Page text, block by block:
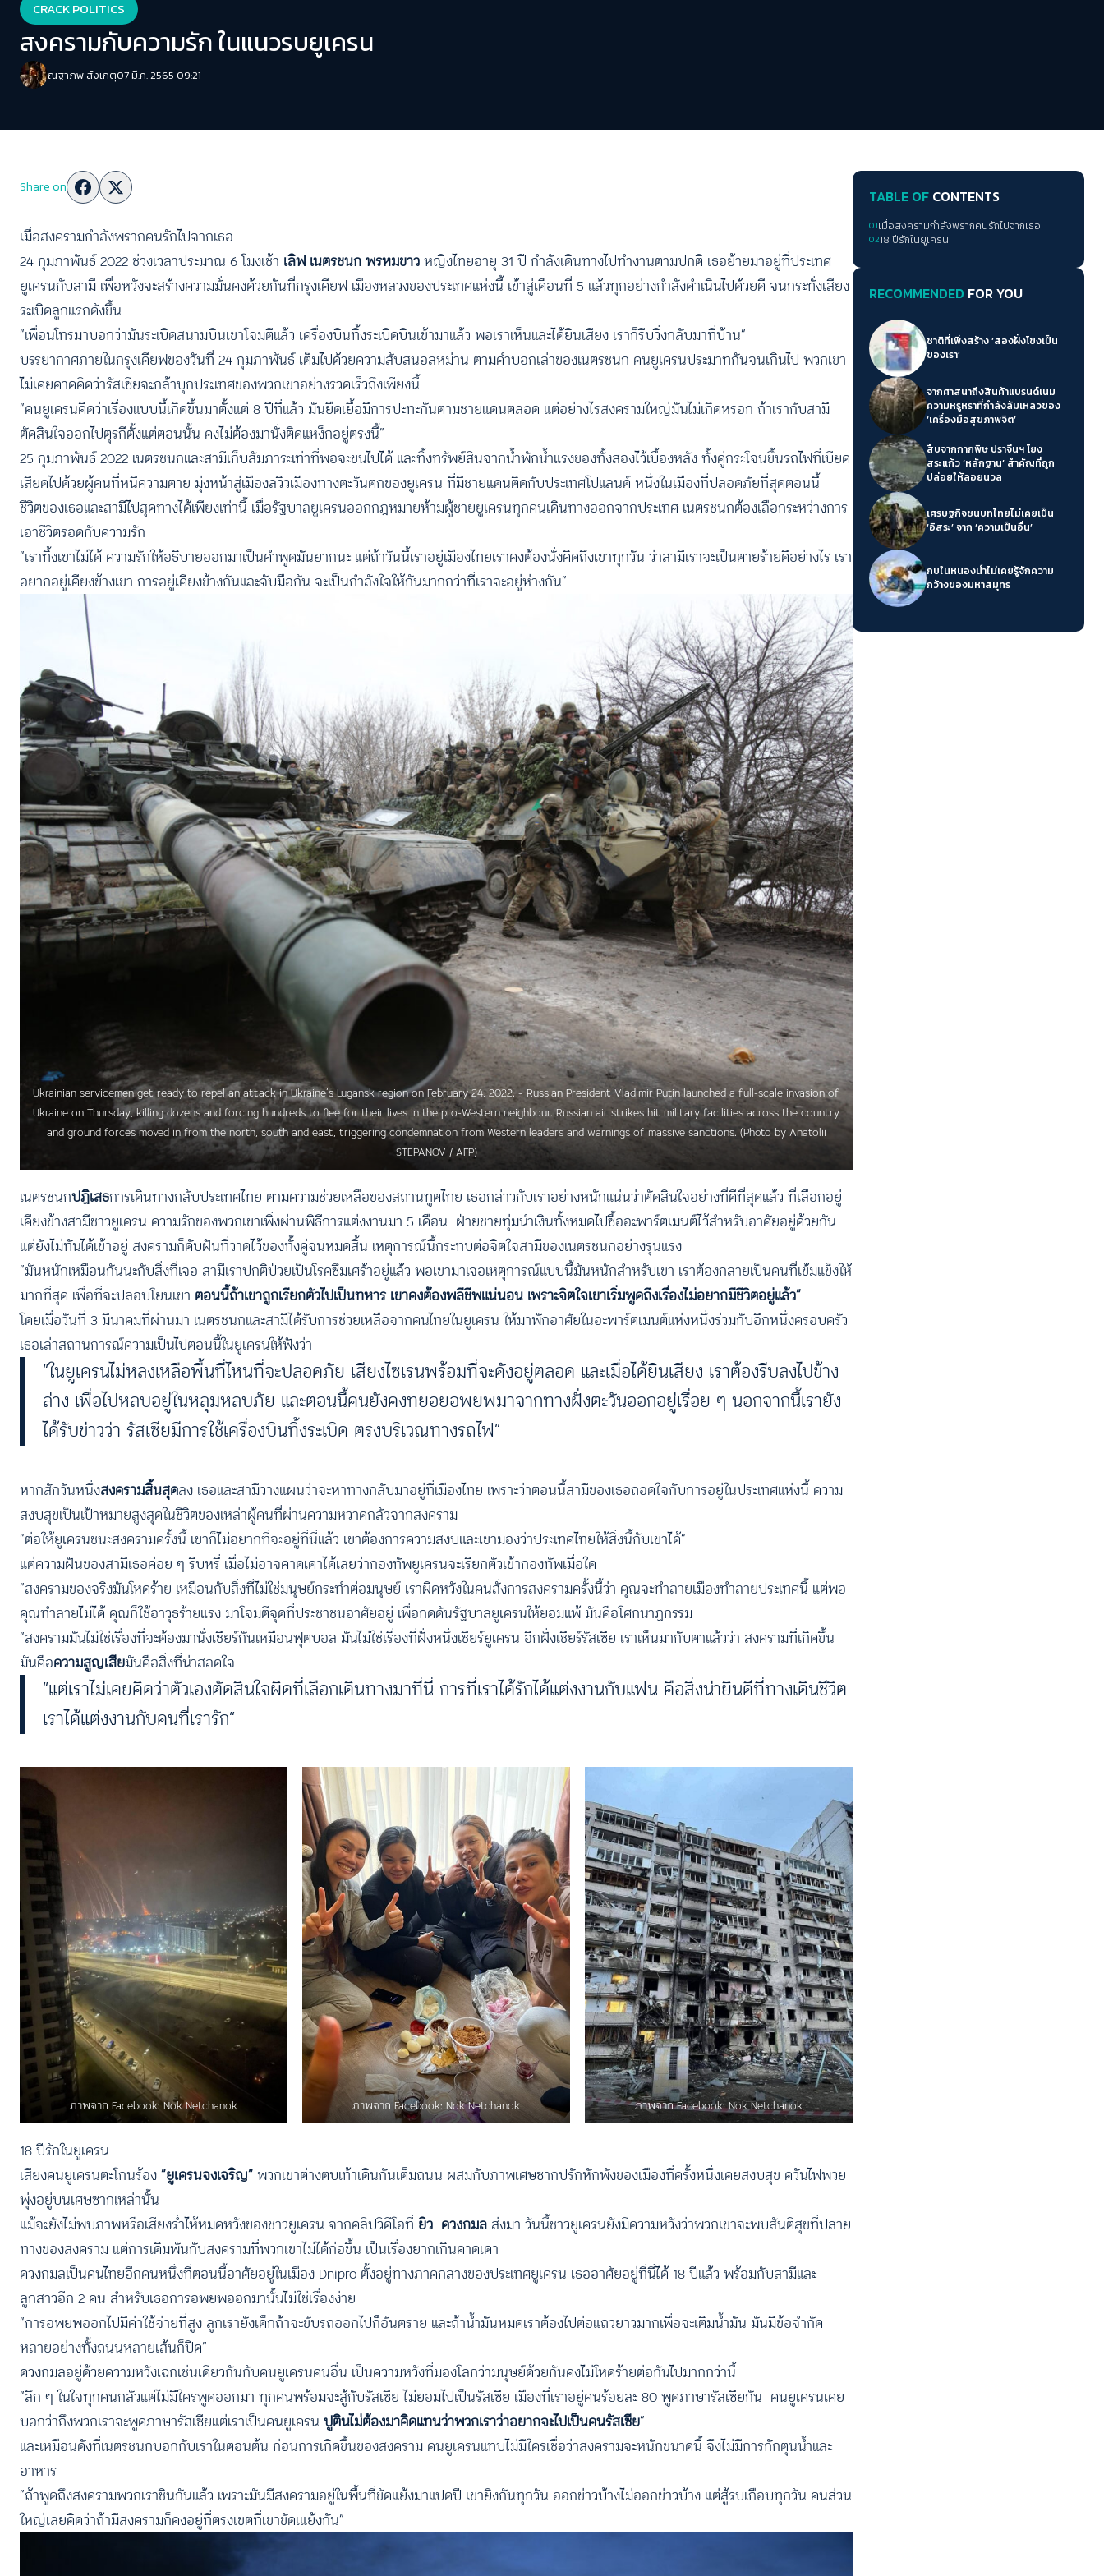
CRACK POLITICS
สงครามกับความรัก ในแนวรบยูเครน
ณฐาภพ สังเกตุ07 มี.ค. 2565 09:21
Share on
เมื่อสงครามกำลังพรากคนรักไปจากเธอ
24 กุมภาพันธ์ 2022 ช่วงเวลาประมาณ 6 โมงเช้า เลิฟ เนตรชนก พรหมขาวหญิงไทยอายุ 31 ปี กำลังเดินทางไปทำงานตามปกติ เธอย้ายมาอยู่ที่ประเทศ
ยูเครนกับสามี เพื่อหวังจะสร้างความมั่นคงด้วยกันที่กรุงเคียฟ เมืองหลวงของประเทศแห่งนี้ เข้าสู่เดือนที่ 5 แล้วทุกอย่างกำลังดำเนินไปด้วยดี จนกระทั่งเสียง
ระเบิดลูกแรกดังขึ้น
“เพื่อนโทรมาบอกว่ามันระเบิดสนามบินเขาโจมตีแล้ว เครื่องบินทิ้งระเบิดบินเข้ามาแล้ว พอเราเห็นและได้ยินเสียง เราก็รีบวิ่งกลับมาที่บ้าน”
บรรยากาศภายในกรุงเคียฟของวันที่ 24 กุมภาพันธ์ เต็มไปด้วยความสับสนอลหม่าน ตามคำบอกเล่าของเนตรชนก คนยูเครนประมาทกันจนเกินไป พวกเขา
ไม่เคยคาดคิดว่ารัสเซียจะกล้าบุกประเทศของพวกเขาอย่างรวดเร็วถึงเพียงนี้
“คนยูเครนคิดว่าเรื่องแบบนี้เกิดขึ้นมาตั้งแต่ 8 ปีที่แล้ว มันยืดเยื้อมีการปะทะกันตามชายแดนตลอด แต่อย่างไรสงครามใหญ่มันไม่เกิดหรอก ถ้าเรากับสามี
ตัดสินใจออกไปตุรกีตั้งแต่ตอนนั้น คงไม่ต้องมานั่งติดแหง็กอยู่ตรงนี้”
25 กุมภาพันธ์ 2022 เนตรชนกและสามีเก็บสัมภาระเท่าที่พอจะขนไปได้ และทิ้งทรัพย์สินจากน้ำพักน้ำแรงของทั้งสองไว้เบื้องหลัง ทั้งคู่กระโจนขึ้นรถไฟที่เบียด
เสียดไปด้วยผู้คนที่หนีความตาย มุ่งหน้าสู่เมืองลวิวเมืองทางตะวันตกของยูเครน ที่มีชายแดนติดกับประเทศโปแลนด์ หนึ่งในเมืองที่ปลอดภัยที่สุดตอนนี้
ชีวิตของเธอและสามีไปสุดทางได้เพียงเท่านี้ เมื่อรัฐบาลยูเครนออกกฎหมายห้ามผู้ชายยูเครนทุกคนเดินทางออกจากประเทศ เนตรชนกต้องเลือกระหว่างการ
เอาชีวิตรอดกับความรัก
“เราทิ้งเขาไม่ได้ ความรักให้อธิบายออกมาเป็นคำพูดมันยากนะ แต่ถ้าวันนี้เราอยู่เมืองไทยเราคงต้องนั่งคิดถึงเขาทุกวัน ว่าสามีเราจะเป็นตายร้ายดีอย่างไร เรา
อยากอยู่เคียงข้างเขา การอยู่เคียงข้างกันและจับมือกัน จะเป็นกำลังใจให้กันมากกว่าที่เราจะอยู่ห่างกัน”
Ukrainian servicemen get ready to repel an attack in Ukraine’s Lugansk region on February 24, 2022. – Russian President Vladimir Putin launched a full-scale invasion of
Ukraine on Thursday, killing dozens and forcing hundreds to flee for their lives in the pro-Western neighbour. Russian air strikes hit military facilities across the country
and ground forces moved in from the north, south and east, triggering condemnation from Western leaders and warnings of massive sanctions. (Photo by Anatolii
STEPANOV / AFP)
เนตรชนกปฏิเสธการเดินทางกลับประเทศไทย ตามความช่วยเหลือของสถานทูตไทย เธอกล่าวกับเราอย่างหนักแน่นว่าตัดสินใจอย่างที่ดีที่สุดแล้ว ที่เลือกอยู่
เคียงข้างสามีชาวยูเครน ความรักของพวกเขาเพิ่งผ่านพิธีการแต่งงานมา 5 เดือน ฝ่ายชายทุ่มนำเงินทั้งหมดไปซื้ออะพาร์ตเมนต์ไว้สำหรับอาศัยอยู่ด้วยกัน
แต่ยังไม่ทันได้เข้าอยู่ สงครามก็ดับฝันที่วาดไว้ของทั้งคู่จนหมดสิ้น เหตุการณ์นี้กระทบต่อจิตใจสามีของเนตรชนกอย่างรุนแรง
“มันหนักเหมือนกันนะกับสิ่งที่เจอ สามีเราปกติป่วยเป็นโรคซึมเศร้าอยู่แล้ว พอเขามาเจอเหตุการณ์แบบนี้มันหนักสำหรับเขา เราต้องกลายเป็นคนที่เข้มแข็งให้
มากที่สุด เพื่อที่จะปลอบโยนเขา ตอนนี้ถ้าเขาถูกเรียกตัวไปเป็นทหาร เขาคงต้องพลีชีพแน่นอน เพราะจิตใจเขาเริ่มพูดถึงเรื่องไม่อยากมีชีวิตอยู่แล้ว”
โดยเมื่อวันที่ 3 มีนาคมที่ผ่านมา เนตรชนกและสามีได้รับการช่วยเหลือจากคนไทยในยูเครน ให้มาพักอาศัยในอะพาร์ตเมนต์แห่งหนึ่งร่วมกับอีกหนึ่งครอบครัว
เธอเล่าสถานการณ์ความเป็นไปตอนนี้ในยูเครนให้ฟังว่า
“ในยูเครนไม่หลงเหลือพื้นที่ไหนที่จะปลอดภัย เสียงไซเรนพร้อมที่จะดังอยู่ตลอด และเมื่อได้ยินเสียง เราต้องรีบลงไปข้าง
ล่าง เพื่อไปหลบอยู่ในหลุมหลบภัย และตอนนี้คนยังคงทยอยอพยพมาจากทางฝั่งตะวันออกอยู่เรื่อย ๆ นอกจากนี้เรายัง
ได้รับข่าวว่า รัสเซียมีการใช้เครื่องบินทิ้งระเบิด ตรงบริเวณทางรถไฟ”
หากสักวันหนึ่งสงครามสิ้นสุดลง เธอและสามีวางแผนว่าจะหาทางกลับมาอยู่ที่เมืองไทย เพราะว่าตอนนี้สามีของเธอถอดใจกับการอยู่ในประเทศแห่งนี้ ความ
สงบสุขเป็นเป้าหมายสูงสุดในชีวิตของเหล่าผู้คนที่ผ่านความหวาดกลัวจากสงคราม
“ต่อให้ยูเครนชนะสงครามครั้งนี้ เขาก็ไม่อยากที่จะอยู่ที่นี่แล้ว เขาต้องการความสงบและเขามองว่าประเทศไทยให้สิ่งนี้กับเขาได้”
แต่ความฝันของสามีเธอค่อย ๆ ริบหรี่ เมื่อไม่อาจคาดเดาได้เลยว่ากองทัพยูเครนจะเรียกตัวเข้ากองทัพเมื่อใด
“สงครามของจริงมันโหดร้าย เหมือนกับสิ่งที่ไม่ใช่มนุษย์กระทำต่อมนุษย์ เราผิดหวังในคนสั่งการสงครามครั้งนี้ว่า คุณจะทำลายเมืองทำลายประเทศนี้ แต่พอ
คุณทำลายไม่ได้ คุณก็ใช้อาวุธร้ายแรง มาโจมตีจุดที่ประชาชนอาศัยอยู่ เพื่อกดดันรัฐบาลยูเครนให้ยอมแพ้ มันคือโศกนาฏกรรม
“สงครามมันไม่ใช่เรื่องที่จะต้องมานั่งเชียร์กันเหมือนฟุตบอล มันไม่ใช่เรื่องที่ฝั่งหนึ่งเชียร์ยูเครน อีกฝั่งเชียร์รัสเซีย เราเห็นมากับตาแล้วว่า สงครามที่เกิดขึ้น
มันคือความสูญเสียมันคือสิ่งที่น่าสลดใจ
“แต่เราไม่เคยคิดว่าตัวเองตัดสินใจผิดที่เลือกเดินทางมาที่นี่ การที่เราได้รักได้แต่งงานกับแฟน คือสิ่งน่ายินดีที่ทางเดินชีวิต
เราได้แต่งงานกับคนที่เรารัก”
ภาพจาก Facebook: Nok Netchanok ภาพจาก Facebook: Nok Netchanok ภาพจาก Facebook: Nok Netchanok
18 ปีรักในยูเครน
เสียงคนยูเครนตะโกนร้อง“ยูเครนจงเจริญ”พวกเขาต่างตบเท้าเดินกันเต็มถนน ผสมกับภาพเศษซากปรักหักพังของเมืองที่ครั้งหนึ่งเคยสงบสุข ควันไฟพวย
พุ่งอยู่บนเศษซากเหล่านั้น
แม้จะยังไม่พบภาพหรือเสียงร่ำไห้หมดหวังของชาวยูเครน จากคลิปวิดีโอที่ ยิว ดวงกมล ส่งมา วันนี้ชาวยูเครนยังมีความหวังว่าพวกเขาจะพบสันติสุขที่ปลาย
ทางของสงคราม แต่การเดิมพันกับสงครามที่พวกเขาไม่ได้ก่อขึ้น เป็นเรื่องยากเกินคาดเดา
ดวงกมลเป็นคนไทยอีกคนหนึ่งที่ตอนนี้อาศัยอยู่ในเมือง Dnipro ตั้งอยู่ทางภาคกลางของประเทศยูเครน เธออาศัยอยู่ที่นี่ได้ 18 ปีแล้ว พร้อมกับสามีและ
ลูกสาวอีก 2 คน สำหรับเธอการอพยพออกมานั้นไม่ใช่เรื่องง่าย
“การอพยพออกไปมีค่าใช้จ่ายที่สูง ลูกเรายังเด็กถ้าจะขับรถออกไปก็อันตราย และถ้าน้ำมันหมดเราต้องไปต่อแถวยาวมากเพื่อจะเติมน้ำมัน มันมีข้อจำกัด
หลายอย่างทั้งถนนหลายเส้นก็ปิด”
ดวงกมลอยู่ด้วยความหวังเฉกเช่นเดียวกันกับคนยูเครนคนอื่น เป็นความหวังที่มองโลกว่ามนุษย์ด้วยกันคงไม่โหดร้ายต่อกันไปมากกว่านี้
“ลึก ๆ ในใจทุกคนกลัวแต่ไม่มีใครพูดออกมา ทุกคนพร้อมจะสู้กับรัสเซีย ไม่ยอมไปเป็นรัสเซีย เมืองที่เราอยู่คนร้อยละ 80 พูดภาษารัสเซียกัน คนยูเครนเคย
บอกว่าถึงพวกเราจะพูดภาษารัสเซียแต่เราเป็นคนยูเครน ปูตินไม่ต้องมาคิดแทนว่าพวกเราว่าอยากจะไปเป็นคนรัสเซีย”
และเหมือนดังที่เนตรชนกบอกกับเราในตอนต้น ก่อนการเกิดขึ้นของสงคราม คนยูเครนแทบไม่มีใครเชื่อว่าสงครามจะหนักขนาดนี้ จึงไม่มีการกักตุนน้ำและ
อาหาร
“ถ้าพูดถึงสงครามพวกเราชินกันแล้ว เพราะมันมีสงครามอยู่ในพื้นที่ขัดแย้งมาแปดปี เขายิงกันทุกวัน ออกข่าวบ้างไม่ออกข่าวบ้าง แต่สู้รบเกือบทุกวัน คนส่วน
ใหญ่เลยคิดว่าถ้ามีสงครามก็คงอยู่ที่ตรงเขตที่เขาขัดเแย้งกัน”
TABLE OF CONTENTS
01เมื่อสงครามกำลังพรากคนรักไปจากเธอ
0218 ปีรักในยูเครน
RECOMMENDED FOR YOU
ชาติที่เพิ่งสร้าง ‘สองฝั่งโขงเป็น
ของเรา’
จากศาสนาถึงสินค้าแบรนด์เนม
ความหรูหราที่กำลังล้มเหลวของ
‘เครื่องมือสุขภาพจิต’
สืบจากกากพิษ ปราจีนฯ โยง
สระแก้ว ‘หลักฐาน’ สำคัญที่ถูก
ปล่อยให้ลอยนวล
เศรษฐกิจชนบทไทยไม่เคยเป็น
‘อิสระ’ จาก ‘ความเป็นอื่น’
กบในหนองน้ำไม่เคยรู้จักความ
กว้างของมหาสมุทร